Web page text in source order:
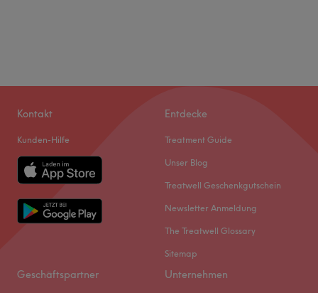
Kontakt
Kunden-Hilfe
Entdecke
Treatment Guide
Unser Blog
Treatwell Geschenkgutschein
Newsletter Anmeldung
The Treatwell Glossary
Sitemap
Geschäftspartner Unternehmen